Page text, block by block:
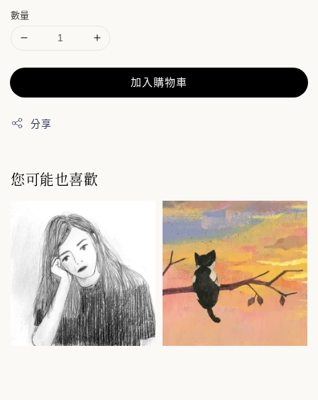
數量
加入購物車
分享
您可能也喜歡